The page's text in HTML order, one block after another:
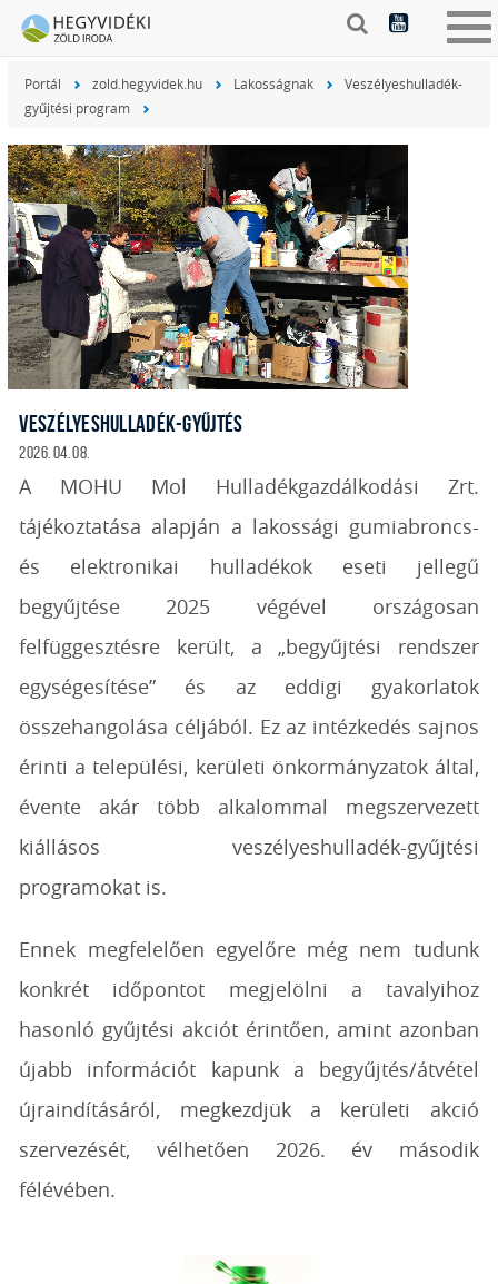
Portál zold.hegyvidek.hu Lakosságnak
Veszélyeshulladék-
gyűjtési program
VESZÉLYESHULLADÉK-GYŰJTÉS
2026. 04. 08.
A MOHU Mol Hulladékgazdálkodási Zrt.
tájékoztatása alapján a lakossági gumiabroncs-
és elektronikai hulladékok eseti jellegű
begyűjtése 2025 végével országosan
felfüggesztésre került, a „begyűjtési rendszer
egységesítése” és az eddigi gyakorlatok
összehangolása céljából. Ez az intézkedés sajnos
érinti a települési, kerületi önkormányzatok által,
évente akár több alkalommal megszervezett
kiállásos veszélyeshulladék-gyűjtési
programokat is.
Ennek megfelelően egyelőre még nem tudunk
konkrét időpontot megjelölni a tavalyihoz
hasonló gyűjtési akciót érintően, amint azonban
újabb információt kapunk a begyűjtés/átvétel
újraindításáról, megkezdjük a kerületi akció
szervezését, vélhetően 2026. év második
félévében.